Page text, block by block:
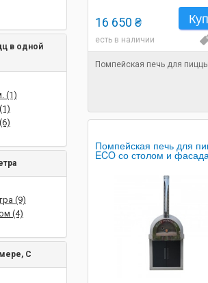
16 650 ₴
есть в наличии
Помпейская печь для пиццы
Помпейская печь для
ECO со столом и
в одной
(1)
(9)
(4)
С